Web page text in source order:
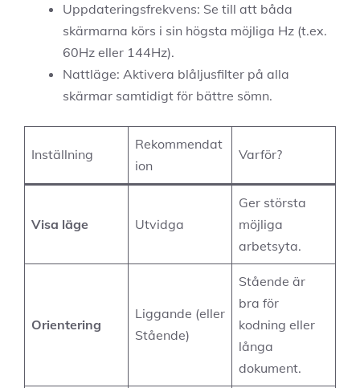
Uppdateringsfrekvens: Se till att båda
skärmarna körs i sin högsta möjliga Hz (t.ex.
60Hz eller 144Hz).
Nattläge: Aktivera blåljusfilter på alla
skärmar samtidigt för bättre sömn.
Inställning
Rekommendat
ion
Varför?
Visa läge Utvidga
Ger största
möjliga
arbetsyta.
Orientering
Liggande (eller
Stående)
Stående är
bra för
kodning eller
långa
dokument.